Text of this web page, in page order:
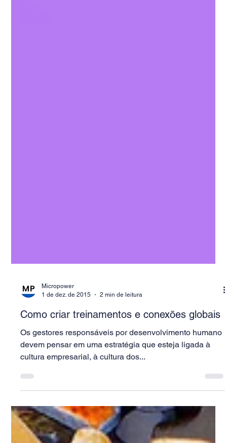
Micropower
1 de dez. de 2015
2 min de leitura
Como criar treinamentos e conexões globais
Os gestores responsáveis por desenvolvimento humano
cultura empresarial, à cultura dos...